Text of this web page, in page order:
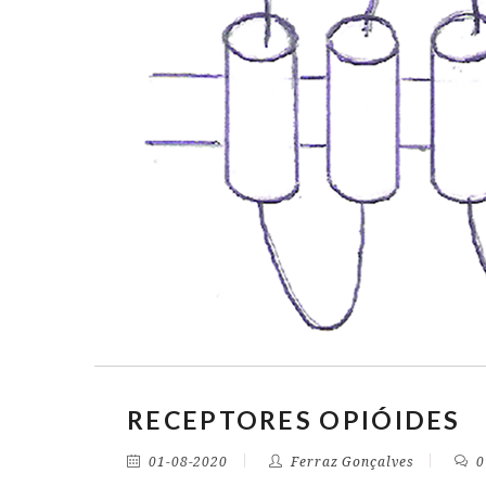
RECEPTORES OPIÓIDES
01-08-2020 Ferraz Gonçalves 0